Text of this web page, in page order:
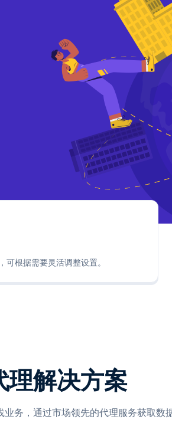
可根据需要灵活调整设置。
理解决方案
务，通过市场领先的代理服务获取数据